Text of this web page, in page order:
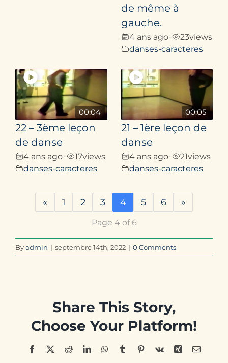
de même à
gauche.
4 ans ago• 23views
danses-caracteres
00:04
22 – 3ème leçon
de danse
4 ans ago• 17views
danses-caracteres
00:05
21 – 1ère leçon de
danse
4 ans ago• 21views
danses-caracteres
« 1 2 3 4 5 6 »
Page 4 of 6
Byadmin | septembre 14th, 2022 | 0 Comments
Share This Story,
Choose Your Platform!
Facebook
X RedditLinkedInWhatsApp
TumblrPinterest
Vk Xing Email